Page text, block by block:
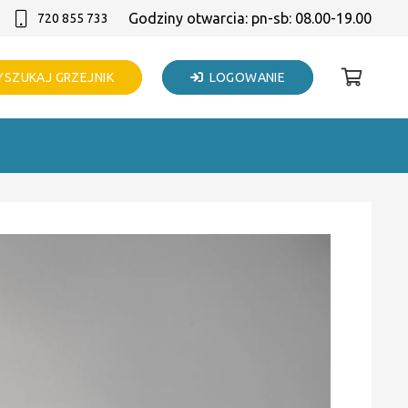
720 855 733 Godziny otwarcia: pn-sb: 08.00-19.00
GRZEJNIK LOGOWANIE